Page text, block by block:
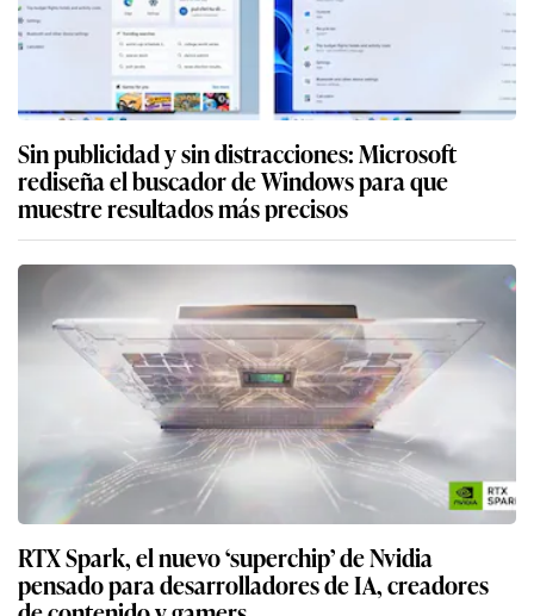
Sin publicidad y sin distracciones: Microsoft
rediseña el buscador de Windows para que
muestre resultados más precisos
RTX Spark, el nuevo ‘superchip’ de Nvidia
pensado para desarrolladores de IA, creadores